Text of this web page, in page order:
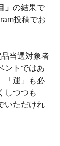
」 の結果で
投稿でお
当選対象者
ントではあ
「運」も必
しつつも
いただけれ